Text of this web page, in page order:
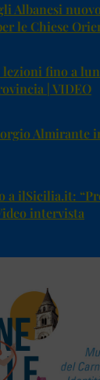
Albanesi
le Chiese
lezioni fino a
| VIDEO
Almirante
a ilSicilia.it:
intervista